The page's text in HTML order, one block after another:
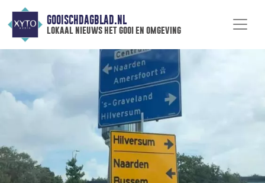
GOOISCHDAGBLAD.NL
lokaal nieuws het gooi en omgeving